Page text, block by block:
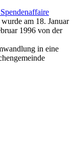
am 18. Januar
1996 von der
in eine